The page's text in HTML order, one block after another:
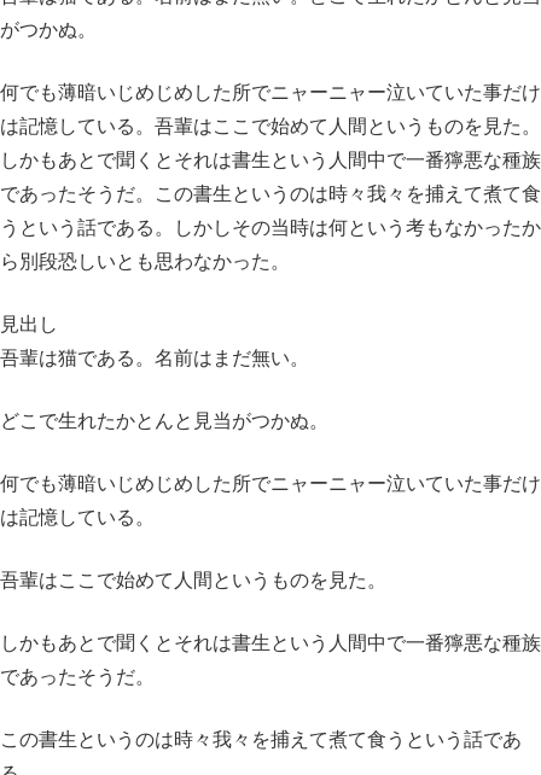
がつかぬ。
何でも薄暗いじめじめした所でニャーニャー泣いていた事だけ
は記憶している。吾輩はここで始めて人間というものを見た。
しかもあとで聞くとそれは書生という人間中で一番獰悪な種族
であったそうだ。この書生というのは時々我々を捕えて煮て食
うという話である。しかしその当時は何という考もなかったか
ら別段恐しいとも思わなかった。
見出し
吾輩は猫である。名前はまだ無い。
どこで生れたかとんと見当がつかぬ。
何でも薄暗いじめじめした所でニャーニャー泣いていた事だけ
は記憶している。
吾輩はここで始めて人間というものを見た。
しかもあとで聞くとそれは書生という人間中で一番獰悪な種族
であったそうだ。
この書生というのは時々我々を捕えて煮て食うという話であ